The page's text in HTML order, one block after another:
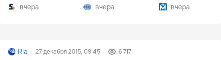
вчера
вчера
вчера
Ria 27 декабря 2015, 09:45 6 717